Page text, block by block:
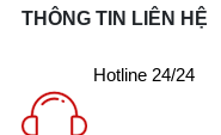
THÔNG TIN LIÊN HỆ
Hotline 24/24